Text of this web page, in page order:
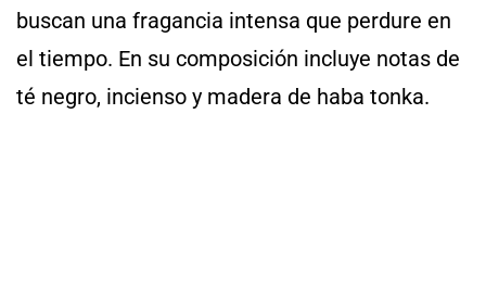
buscan una fragancia intensa que perdure en
el tiempo. En su composición incluye notas de
té negro, incienso y madera de haba tonka.